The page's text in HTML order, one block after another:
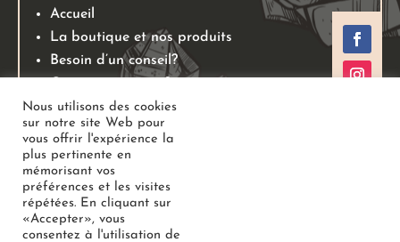
Accueil
La boutique et nos produits
Besoin d’un conseil?
Mentions légales
Conditions générales de ventes
Politiques de retours
Politique de confidentialité
Copyright Au Jardin des Gemmes
Nous utilisons des cookies
sur notre site Web pour
vous offrir l'expérience la
plus pertinente en
mémorisant vos
préférences et les visites
répétées. En cliquant sur
«Accepter», vous
consentez à l'utilisation de